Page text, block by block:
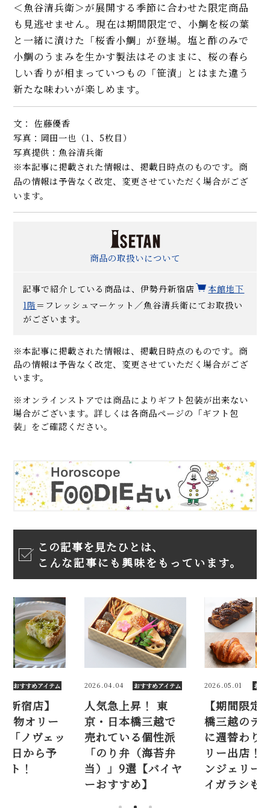
＜魚谷清兵衛＞が展開する季節に合わせた限定商品
も見逃せません。現在は期間限定で、小鯛を桜の葉
と一緒に漬けた「桜香小鯛」が登場。塩と酢のみで
小鯛のうまみを生かす製法はそのままに、桜の春ら
しい香りが相まっていつもの「笹漬」とはまた違う
新たな味わいが楽しめます。
文： 佐藤優香
写真：岡田一也（1、5枚目）
写真提供：魚谷清兵衛
※本記事に掲載された情報は、掲載日時点のものです。商
品の情報は予告なく改定、変更させていただく場合がござ
います。
商品の取扱いについて
記事で紹介している商品は、伊勢丹新宿店
本館地下
1階 ＝フレッシュマーケット／魚谷清兵衛にてお取扱い
がございます。
※本記事に掲載された情報は、掲載日時点のものです。商
品の情報は予告なく改定、変更させていただく場合がござ
います。
※オンラインストアでは商品によりギフト包装が出来ない
場合がございます。詳しくは各商品ページの「ギフト包
装」をご確認ください。
この記事を見たひとは、
こんな記事にも興味をもっています。
めアイテム
店】
リー
ヴェッ
ら予
2026.04.04 おすすめアイテム
人気急上昇！ 東
京・日本橋三越で
売れている個性派
「のり弁（海苔弁
当）」9選【バイヤ
ーおすすめ】
2026.05.01 おすすめアイテ
【期間限定】日本
橋三越のデパ地下
に週替わりベーカ
リー出店！ ブー
ンジェリー エス
イガラシも♡